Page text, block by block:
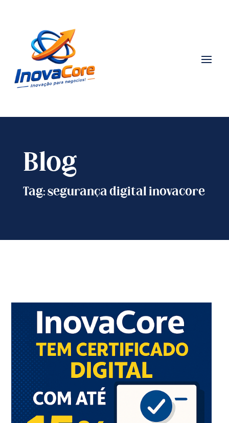
Blog
Tag: segurança digital inovacore